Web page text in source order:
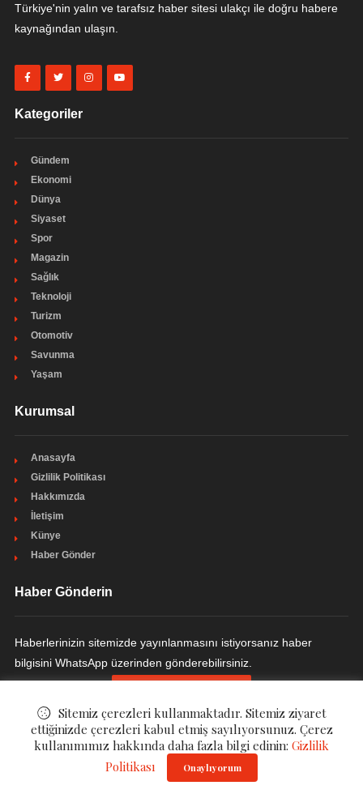
Türkiye'nin yalın ve tarafsız haber sitesi ulakçı ile doğru habere
kaynağından ulaşın.
Kategoriler
Gündem
Ekonomi
Dünya
Siyaset
Spor
Magazin
Sağlık
Teknoloji
Turizm
Otomotiv
Savunma
Yaşam
Kurumsal
Anasayfa
Gizlilik Politikası
Hakkımızda
İletişim
Künye
Haber Gönder
Haber Gönderin
Haberlerinizin sitemizde yayınlanmasını istiyorsanız haber
bilgisini WhatsApp üzerinden gönderebilirsiniz.
. All Rights Reserved.
Sitemiz çerezleri kullanmaktadır. Sitemiz ziyaret
ettiğinizde çerezleri kabul etmiş sayılıyorsunuz. Çerez
kullanımımız hakkında daha fazla bilgi edinin: Gizlilik
Politikası
Onaylıyorum